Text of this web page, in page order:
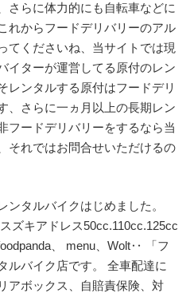
さらに体力的にも自転車などに
れからフードデリバリーのアル
てくださいね、当サイトでは現
イターが運営してる原付のレン
レンタルする原付はフードデリ
、さらに一ヵ月以上の長期レン
フードデリバリーをするなら当
それではお問合せいただけるの
ンタルバイクはじめました。
ズキアドレス50cc.110cc.125cc
、 menu、Wolt‥ 「フ
ルバイク店です。 全車配達に
アボックス、自賠責保険、対